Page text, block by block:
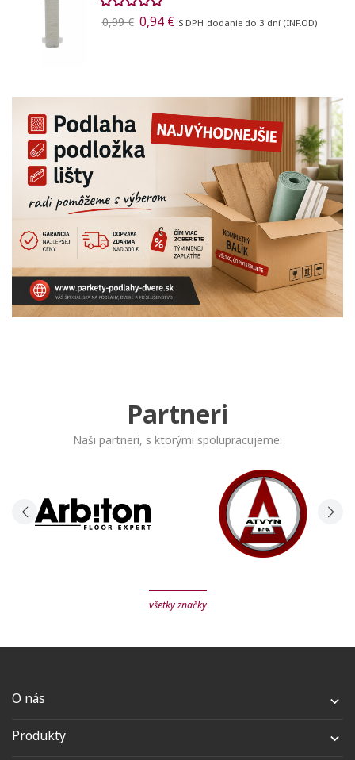
0,99 € 0,94 € S DPH dodanie do 3 dní (INF.OD)
Partneri
Naši partneri, s ktorými spolupracujeme:
všetky značky
O nás 
Produkty 